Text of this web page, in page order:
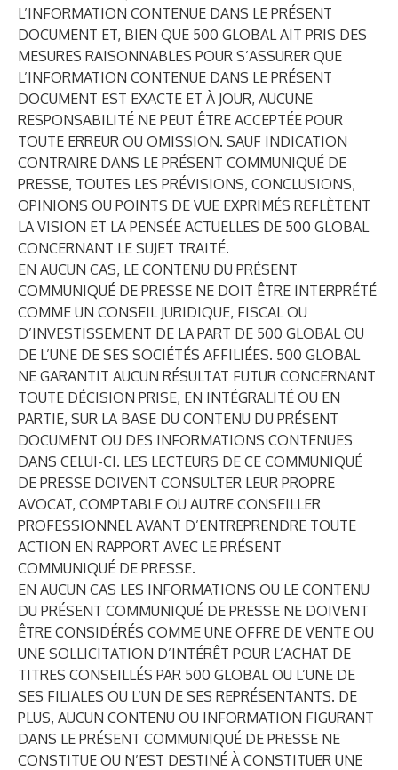
L’INFORMATION CONTENUE DANS LE PRÉSENT
DOCUMENT ET, BIEN QUE 500 GLOBAL AIT PRIS DES
MESURES RAISONNABLES POUR S’ASSURER QUE
L’INFORMATION CONTENUE DANS LE PRÉSENT
DOCUMENT EST EXACTE ET À JOUR, AUCUNE
RESPONSABILITÉ NE PEUT ÊTRE ACCEPTÉE POUR
TOUTE ERREUR OU OMISSION. SAUF INDICATION
CONTRAIRE DANS LE PRÉSENT COMMUNIQUÉ DE
PRESSE, TOUTES LES PRÉVISIONS, CONCLUSIONS,
OPINIONS OU POINTS DE VUE EXPRIMÉS REFLÈTENT
LA VISION ET LA PENSÉE ACTUELLES DE 500 GLOBAL
CONCERNANT LE SUJET TRAITÉ.
EN AUCUN CAS, LE CONTENU DU PRÉSENT
COMMUNIQUÉ DE PRESSE NE DOIT ÊTRE INTERPRÉTÉ
COMME UN CONSEIL JURIDIQUE, FISCAL OU
D’INVESTISSEMENT DE LA PART DE 500 GLOBAL OU
DE L’UNE DE SES SOCIÉTÉS AFFILIÉES. 500 GLOBAL
NE GARANTIT AUCUN RÉSULTAT FUTUR CONCERNANT
TOUTE DÉCISION PRISE, EN INTÉGRALITÉ OU EN
PARTIE, SUR LA BASE DU CONTENU DU PRÉSENT
DOCUMENT OU DES INFORMATIONS CONTENUES
DANS CELUI-CI. LES LECTEURS DE CE COMMUNIQUÉ
DE PRESSE DOIVENT CONSULTER LEUR PROPRE
AVOCAT, COMPTABLE OU AUTRE CONSEILLER
PROFESSIONNEL AVANT D’ENTREPRENDRE TOUTE
ACTION EN RAPPORT AVEC LE PRÉSENT
COMMUNIQUÉ DE PRESSE.
EN AUCUN CAS LES INFORMATIONS OU LE CONTENU
DU PRÉSENT COMMUNIQUÉ DE PRESSE NE DOIVENT
ÊTRE CONSIDÉRÉS COMME UNE OFFRE DE VENTE OU
UNE SOLLICITATION D’INTÉRÊT POUR L’ACHAT DE
TITRES CONSEILLÉS PAR 500 GLOBAL OU L’UNE DE
SES FILIALES OU L’UN DE SES REPRÉSENTANTS. DE
PLUS, AUCUN CONTENU OU INFORMATION FIGURANT
DANS LE PRÉSENT COMMUNIQUÉ DE PRESSE NE
CONSTITUE OU N’EST DESTINÉ À CONSTITUER UNE